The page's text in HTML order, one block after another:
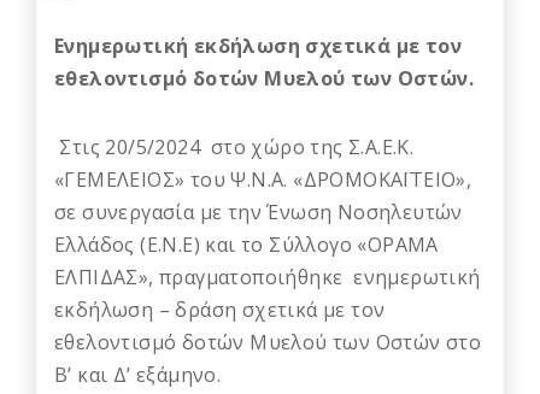
Ενημερωτική εκδήλωση σχετικά με τον
εθελοντισμό δοτών Μυελού των Οστών.
Στις 20/5/2024 στο χώρο της Σ.Α.Ε.Κ.
«ΓΕΜΕΛΕΙΟΣ» του Ψ.Ν.Α. «ΔΡΟΜΟΚΑΪΤΕΙΟ»,
σε συνεργασία με την Ένωση Νοσηλευτών
Ελλάδος (Ε.Ν.Ε) και το Σύλλογο «ΟΡΑΜΑ
ΕΛΠΙΔΑΣ», πραγματοποιήθηκε ενημερωτική
εκδήλωση – δράση σχετικά με τον
εθελοντισμό δοτών Μυελού των Οστών στο
Β’ και Δ’ εξάμηνο.